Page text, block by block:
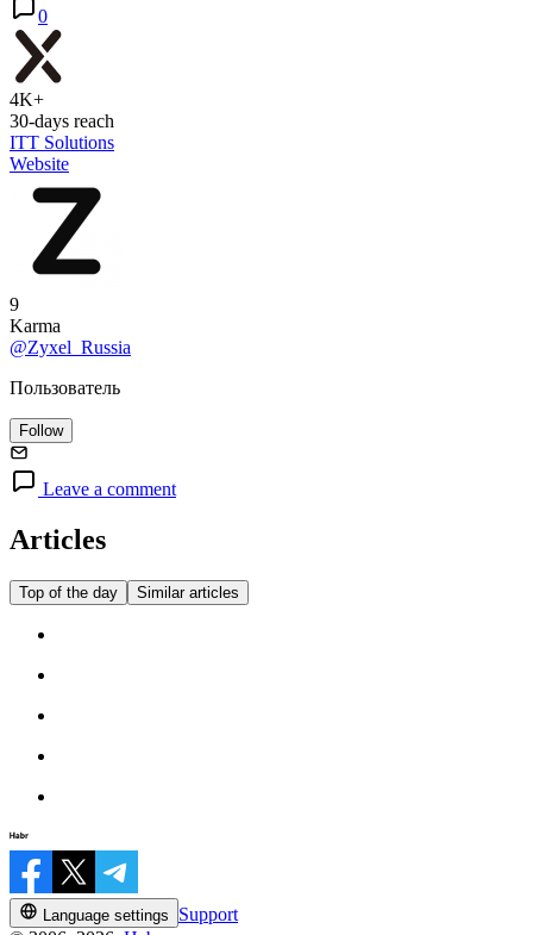
0
4K+
30-days reach
ITT Solutions
Website
9
Karma
@Zyxel_Russia
Пользователь
Follow
Leave a comment
Articles
Top of the day Similar articles
Language settings
Support